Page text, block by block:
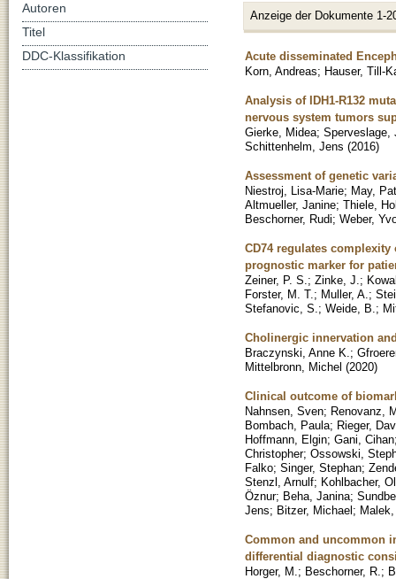
Anzeige der Dokumente 1-
Acute disseminated
Korn, Andreas; Hauser, Till-
Analysis of IDH1-R132
nervous system tumors
Gierke, Midea; Sperveslage,
Schittenhelm, Jens (2016)
Assessment of genetic
Niestroj, Lisa-Marie; May,
Altmueller, Janine; Thiele,
Beschorner, Rudi; Weber,
CD74 regulates
prognostic marker for
Zeiner, P. S. ; Zinke, J. ;
Forster, M. T. ; Muller, A. ;
Stefanovic, S. ; Weide, B. ;
Cholinergic innervation
Braczynski, Anne K. ;
Mittelbronn, Michel (2020)
Clinical outcome of
Nahnsen, Sven; Renovanz,
Bombach, Paula; Rieger,
Hoffmann, Elgin; Gani, Cihan
Christopher; Ossowski,
Falko; Singer, Stephan;
Stenzl, Arnulf; Kohlbacher,
Öznur; Beha, Janina;
Jens; Bitzer, Michael;
Common and uncommon
differential diagnostic
Horger, M. ; Beschorner, R. ;
Autoren
Titel
DDC-Klassifikation